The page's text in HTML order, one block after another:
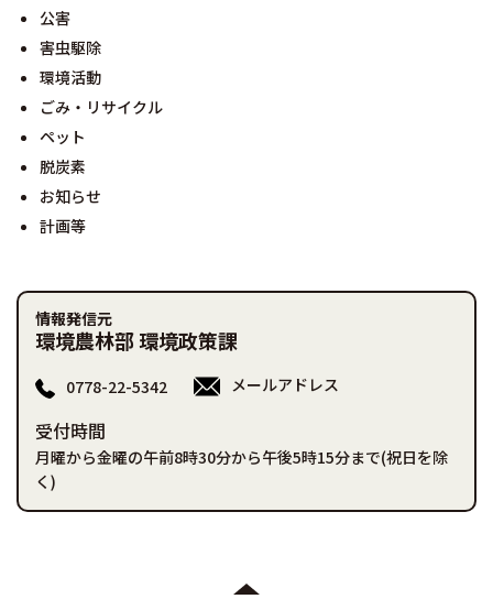
公害
害虫駆除
環境活動
ごみ・リサイクル
ペット
脱炭素
お知らせ
計画等
情報発信元
環境農林部 環境政策課
0778-22-5342 メールアドレス
受付時間
月曜から金曜の午前8時30分から午後5時15分まで(祝日を除
く)